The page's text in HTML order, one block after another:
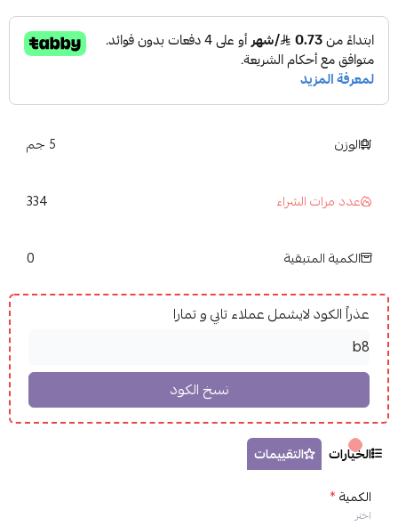
الوزن 5 جم
عدد مرات الشراء 334
الكمية المتبقية 0
عذراً الكود لايشمل عملاء تابي و تمارا
الخيارات
التقييمات
الكمية*
اختر